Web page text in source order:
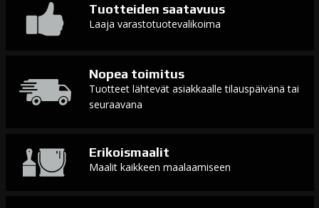
Tuotteiden saatavuus
Laaja varastotuotevalikoima
Nopea toimitus
Tuotteet lähtevät asiakkaalle tilauspäivänä tai
seuraavana
Erikoismaalit
Maalit kaikkeen maalaamiseen